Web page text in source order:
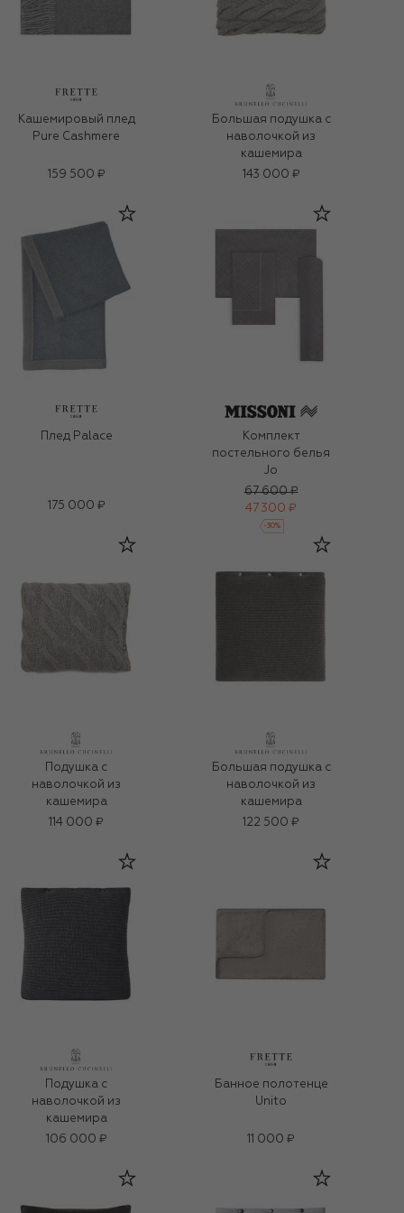
Кашемировый плед
Pure Cashmere
159 500 ₽
Большая подушка с
наволочкой из
кашемира
143 000 ₽
Плед Palace
175 000 ₽
Комплект
постельного белья
Jo
67 600 ₽
47 300 ₽
-30%
Подушка с
наволочкой из
кашемира
114 000 ₽
Большая подушка с
наволочкой из
кашемира
122 500 ₽
Подушка с
наволочкой из
кашемира
106 000 ₽
Банное полотенце
Unito
11 000 ₽